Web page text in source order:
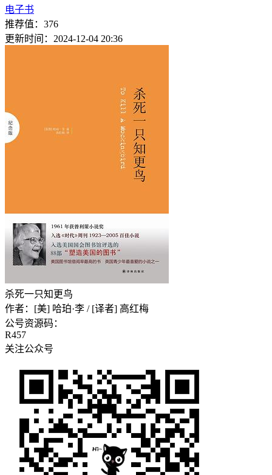
电子书
推荐值：376
更新时间：2024-12-04 20:36
杀死一只知更鸟
作者： [美] 哈珀·李 / [译者] 高红梅
公号资源码：
R457
关注公众号